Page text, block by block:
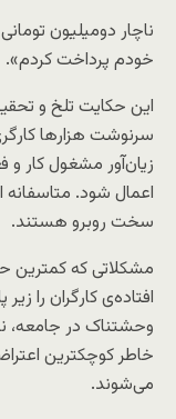
ناچار دومیلیون
خودم پرداخت کردم».
این حکایت تلخ و
سرنوشت هزارها
زیان‌آور مشغول کار و
اعمال شود. متاسفانه
سخت روبرو هستند.
مشکلاتی که کمترین
افتاده‌ی کارگران را
وحشتناک در جامعه،
خاطر کوچکترین
می‌شوند.